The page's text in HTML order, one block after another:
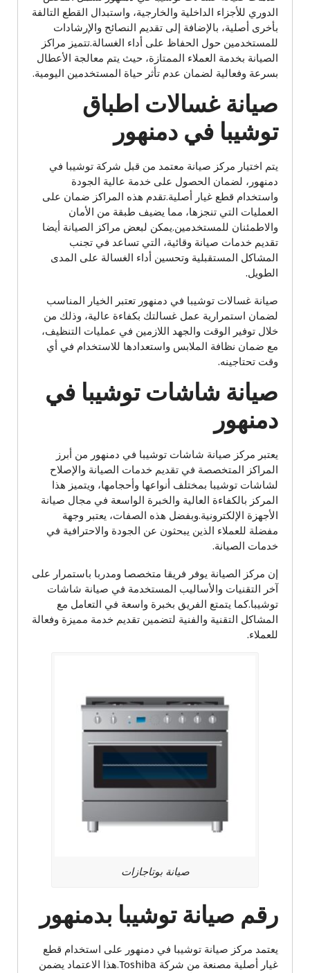
الدوري للأجزاء الداخلية والخارجية، واستبدال القطع التالفة
بأخرى أصلية، بالإضافة إلى تقديم النصائح والإرشادات
للمستخدمين حول الحفاظ على أداء الغسالة.تتميز مراكز
الصيانة بخدمة العملاء الممتازة، حيث يتم معالجة الأعطال
بسرعة وفعالية لضمان عدم تأثر حياة المستخدمين اليومية.
صيانة غسالات اطباق
توشيبا في دمنهور
يتم اختيار مركز صيانة معتمد من قبل شركة توشيبا في
دمنهور، لضمان الحصول على خدمة عالية الجودة
واستخدام قطع غيار أصلية.تقدم هذه المراكز ضمان على
العمليات التي تنجزها، مما يضيف طبقة من الأمان
والاطمئنان للمستخدمين.يمكن لبعض مراكز الصيانة أيضا
تقديم خدمات صيانة وقائية، التي تساعد في تجنب
المشاكل المستقبلية وتحسين أداء الغسالة على المدى
الطويل.
صيانة غسالات توشيبا في دمنهور تعتبر الخيار المناسب
لضمان استمرارية عمل غسالتك بكفاءة عالية، وذلك من
خلال توفير الوقت والجهد اللازمين في عمليات التنظيف،
مع ضمان نظافة الملابس واستعدادها للاستخدام في أي
وقت تحتاجينه.
صيانة شاشات توشيبا في
دمنهور
يعتبر مركز صيانة شاشات توشيبا في دمنهور من أبرز
المراكز المتخصصة في تقديم خدمات الصيانة والإصلاح
لشاشات توشيبا بمختلف أنواعها وأحجامها، ويتميز هذا
المركز بالكفاءة العالية والخبرة الواسعة في مجال صيانة
الأجهزة الإلكترونية.وبفضل هذه الصفات، يعتبر وجهة
مفضلة للعملاء الذين يبحثون عن الجودة والاحترافية في
خدمات الصيانة.
إن مركز الصيانة يوفر فريقا متخصصا ومدربا باستمرار على
آخر التقنيات والأساليب المستخدمة في صيانة شاشات
توشيبا.كما يتمتع الفريق بخبرة واسعة في التعامل مع
المشاكل التقنية والفنية لتضمين تقديم خدمة مميزة وفعالة
للعملاء.
صيانة بوتاجازات
رقم صيانة توشيبا بدمنهور
يعتمد مركز صيانة توشيبا في دمنهور على استخدام قطع
غيار أصلية مصنعة من شركة Toshiba.هذا الاعتماد يضمن